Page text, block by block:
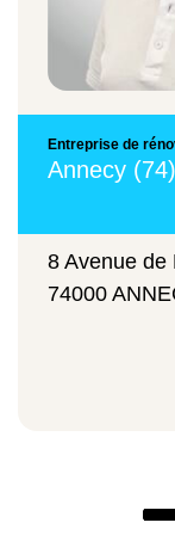
et autres
équipe
sur mesure.
rénovation,
Entreprise de
Annecy (74)
8 Avenue de
74000